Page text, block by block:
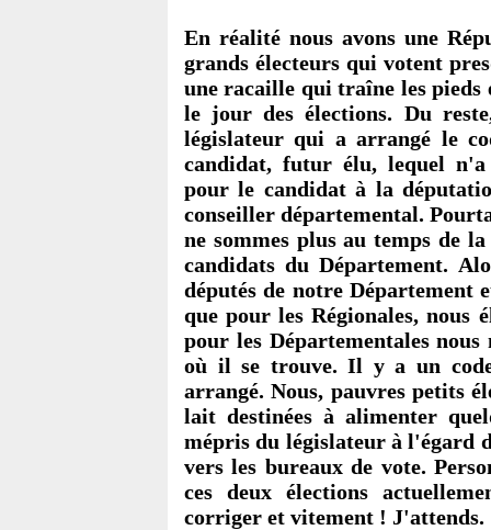
En réalité nous avons une
grands électeurs qui votent
une racaille qui traîne les
le jour des élections. Du
législateur qui a arrangé le
candidat, futur élu, lequel
pour le candidat à la
conseiller départemental.
ne sommes plus au temps de
candidats du Département.
députés de notre Département
que pour les Régionales, nous
pour les Départementales
où il se trouve. Il y a un
arrangé. Nous, pauvres petits
lait destinées à alimenter
mépris du législateur à l'égard
vers les bureaux de vote.
ces deux élections
corriger et vitement ! J'attends.